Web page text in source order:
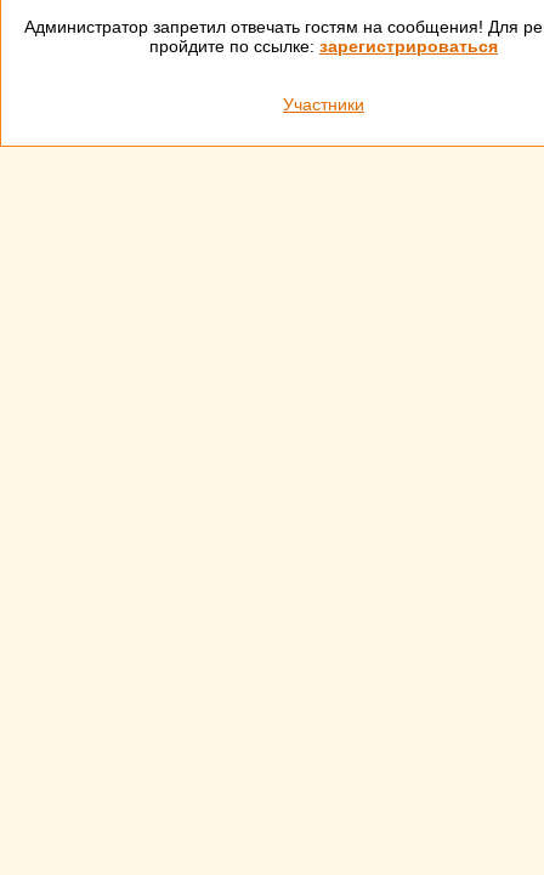
Администратор запретил отвечать гостям на сообщения! Для
пройдите по ссылке: зарегистрироваться
Участники